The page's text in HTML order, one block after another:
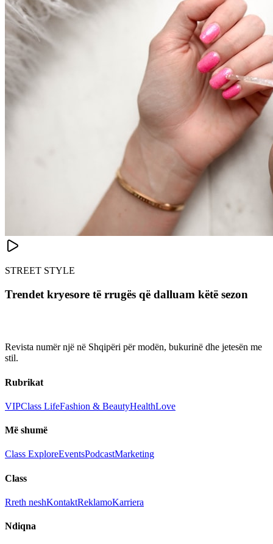
STREET STYLE
Trendet kryesore të rrugës që dalluam këtë sezon
Revista numër një në Shqipëri për modën, bukurinë dhe jetesën me
stil.
Rubrikat
VIPClass LifeFashion & BeautyHealthLove
Më shumë
Class ExploreEventsPodcastMarketing
Class
Rreth neshKontaktReklamoKarriera
Ndiqna